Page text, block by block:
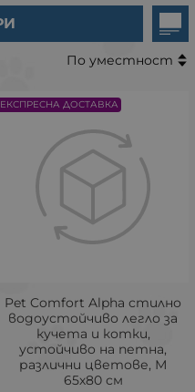
По уместност
Pet Comfort Alpha стилно
водоустойчиво легло за
кучета и котки,
устойчивo на петна,
различни цветове, М
65х80 см
ЕКСПРЕСНА ДОСТАВКА